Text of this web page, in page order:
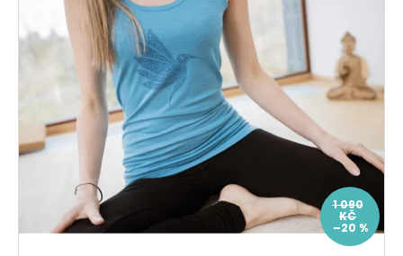
1 090
KČ
–20 %